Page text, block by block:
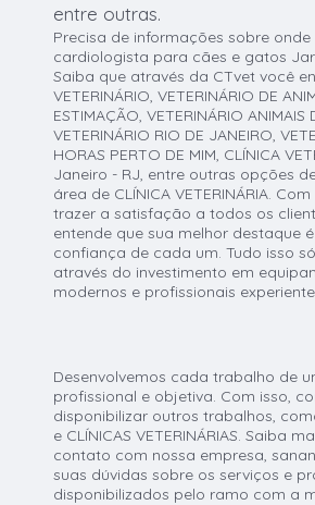
entre outras.
Precisa de informações sobre
cardiologista para cães e gatos
Saiba que através da CTvet você
VETERINÁRIO, VETERINÁRIO DE
ESTIMAÇÃO, VETERINÁRIO ANIMAIS
VETERINÁRIO RIO DE JANEIRO,
HORAS PERTO DE MIM, CLÍNICA
Janeiro - RJ, entre outras opções
área de CLÍNICA VETERINÁRIA.
trazer a satisfação a todos os
entende que sua melhor destaque
confiança de cada um. Tudo isso
através do investimento em
modernos e profissionais
Desenvolvemos cada trabalho de
profissional e objetiva. Com isso,
disponibilizar outros trabalhos,
e CLÍNICAS VETERINÁRIAS. Saiba
contato com nossa empresa,
suas dúvidas sobre os serviços e
disponibilizados pelo ramo com a